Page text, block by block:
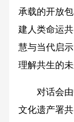
承载的开放
建人类命运
慧与当代启
理解共生的未
对话会由
文化遗产署